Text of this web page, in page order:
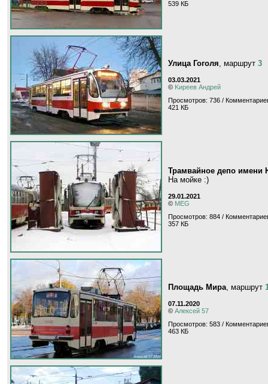
539 КБ
Улица Гоголя, маршрут 3
03.03.2021
© Kиpeeв Aндpeй
Просмотров: 736 /
421 КБ
Трамвайное депо имени
На мойке :)
29.01.2021
© MEG
Просмотров: 884 /
357 КБ
Площадь Мира, маршрут
07.11.2020
© Алексей 57
Просмотров: 583 /
463 КБ